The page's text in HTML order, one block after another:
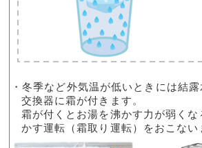
・冬季など外気温が低いときには結
交換器に霜が付きます。
霜が付くとお湯を沸かす力が弱く
かす運転（霜取り運転）をおこない